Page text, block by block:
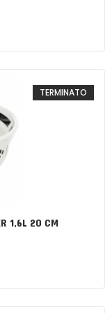
TERMINATO
1,6L 20 CM